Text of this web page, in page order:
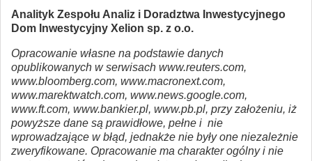
Analityk Zespołu Analiz i Doradztwa Inwestycyjnego
Dom Inwestycyjny Xelion sp. z o.o.
Opracowanie własne na podstawie danych
opublikowanych w serwisach www.reuters.com,
www.bloomberg.com, www.macronext.com,
www.marektwatch.com, www.news.google.com,
www.ft.com, www.bankier.pl, www.pb.pl, przy założeniu, iż
powyższe dane są prawidłowe, pełne i nie
wprowadzające w błąd, jednakże nie były one niezależnie
zweryfikowane. Opracowanie ma charakter ogólny i nie